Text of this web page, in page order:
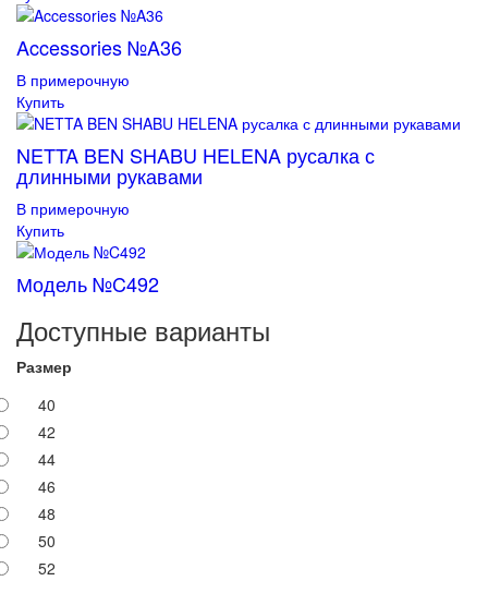
Accessories №A36
В примерочную
Купить
NETTA BEN SHABU HELENA русалка с
длинными рукавами
В примерочную
Купить
Модель №C492
Доступные варианты
Размер
40
42
44
46
48
50
52